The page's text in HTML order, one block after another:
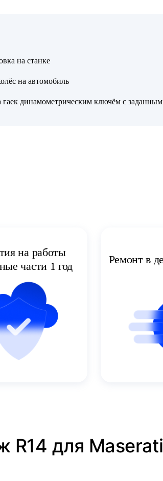
на станке
на автомобиль
гаек динамометрическим ключём с
на работы
части 1 год
Ремонт в
R14 для Maserati